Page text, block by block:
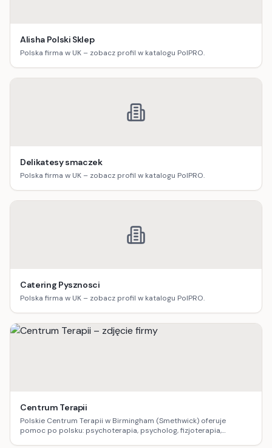
Alisha Polski Sklep
Polska firma w UK – zobacz profil w katalogu PolPRO.
Delikatesy smaczek
Polska firma w UK – zobacz profil w katalogu PolPRO.
Catering Pysznosci
Polska firma w UK – zobacz profil w katalogu PolPRO.
Centrum Terapii
Polskie Centrum Terapii w Birmingham (Smethwick) oferuje
pomoc po polsku: psychoterapia, psycholog, fizjoterapia,